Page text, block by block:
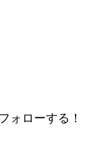
ォローする！